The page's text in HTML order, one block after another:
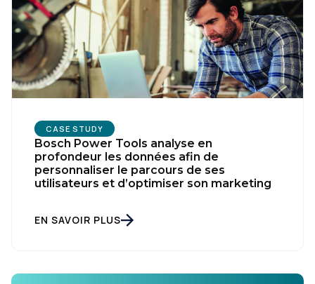
CASE STUDY
Bosch Power Tools analyse en
profondeur les données afin de
personnaliser le parcours de ses
utilisateurs et d’optimiser son marketing
EN SAVOIR PLUS